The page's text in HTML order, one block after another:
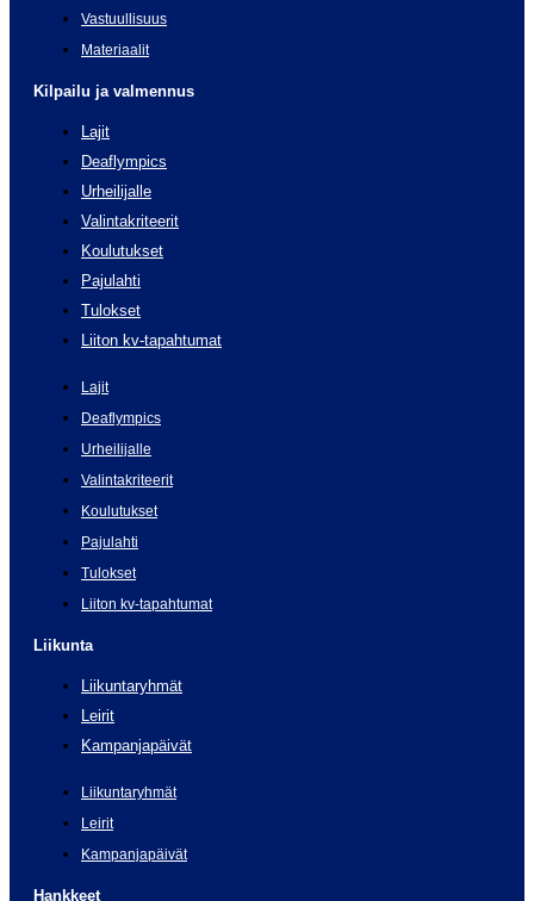
Vastuullisuus
Materiaalit
Kilpailu ja valmennus
Lajit
Deaflympics
Urheilijalle
Valintakriteerit
Koulutukset
Pajulahti
Tulokset
Liiton kv-tapahtumat
Lajit
Deaflympics
Urheilijalle
Valintakriteerit
Koulutukset
Pajulahti
Tulokset
Liiton kv-tapahtumat
Liikunta
Liikuntaryhmät
Leirit
Kampanjapäivät
Liikuntaryhmät
Leirit
Kampanjapäivät
Hankkeet